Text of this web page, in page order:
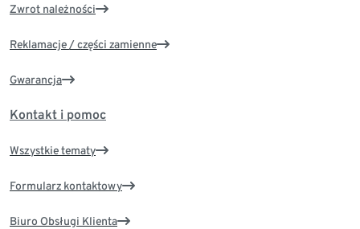
Zwrot należności
Reklamacje / części zamienne
Gwarancja
Kontakt i pomoc
Wszystkie tematy
Formularz kontaktowy
Biuro Obsługi Klienta